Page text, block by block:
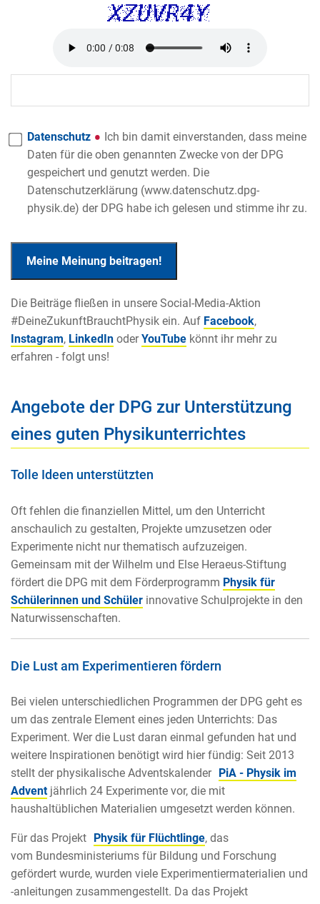
Datenschutz
Ich bin damit einverstanden, dass meine
Daten für die oben genannten Zwecke von der DPG
gespeichert und genutzt werden. Die
Datenschutzerklärung (www.datenschutz.dpg-
physik.de) der DPG habe ich gelesen und stimme ihr zu.
Die Beiträge fließen in unsere Social-Media-Aktion
#DeineZukunftBrauchtPhysik ein. Auf Facebook,
Instagram, LinkedIn oderYouTube könnt ihr mehr zu
erfahren - folgt uns!
Angebote der DPG zur Unterstützung
eines guten Physikunterrichtes
Tolle Ideen unterstützten
Oft fehlen die finanziellen Mittel, um den Unterricht
anschaulich zu gestalten, Projekte umzusetzen oder
Experimente nicht nur thematisch aufzuzeigen.
Gemeinsam mit der Wilhelm und Else Heraeus-Stiftung
fördert die DPG mit dem Förderprogramm Physik für
Schülerinnen und Schüler innovative Schulprojekte in den
Naturwissenschaften.
Die Lust am Experimentieren fördern
Bei vielen unterschiedlichen Programmen der DPG geht es
um das zentrale Element eines jeden Unterrichts: Das
Experiment. Wer die Lust daran einmal gefunden hat und
weitere Inspirationen benötigt wird hier fündig: Seit 2013
stellt der physikalische Adventskalender
PiA - Physik im
Adventjährlich 24 Experimente vor, die mit
haushaltüblichen Materialien umgesetzt werden können.
Für das Projekt Physik für Flüchtlinge, das
vom Bundesministeriums für Bildung und Forschung
gefördert wurde, wurden viele Experimentiermaterialien und
-anleitungen zusammengestellt. Da das Projekt